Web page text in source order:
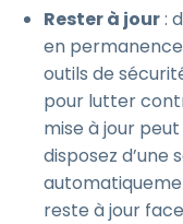
Rester à jour:
en
outils de
pour lutter
mise à jour
disposez d’une
reste à jour